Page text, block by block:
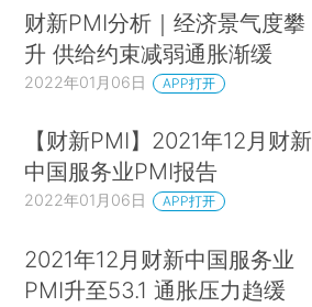
财新PMI分析｜经济景气度攀
升 供给约束减弱通胀渐缓
2022年01月06日 APP打开
【财新PMI】2021年12月财新
中国服务业PMI报告
2022年01月06日 APP打开
2021年12月财新中国服务业
PMI升至53.1 通胀压力趋缓